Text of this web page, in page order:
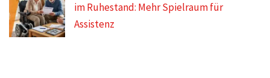
im Ruhestand: Mehr Spielraum für
Assistenz